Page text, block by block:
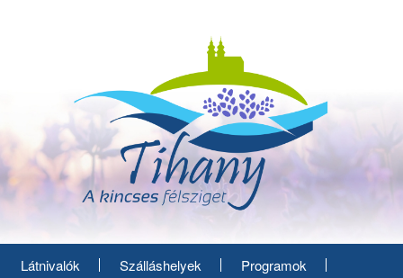
Látnivalók Szálláshelyek
Programok